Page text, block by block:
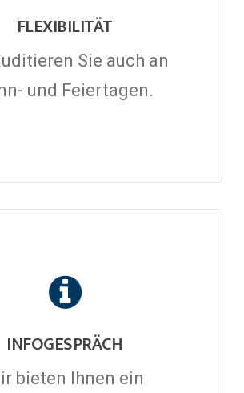
FLEXIBILITÄT
Sie auch an
und Feiertagen.
INFOGESPRÄCH
bieten Ihnen ein